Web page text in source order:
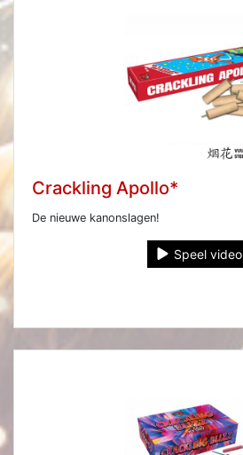
Crackling Apollo*
De nieuwe kanonslagen!
Speel video